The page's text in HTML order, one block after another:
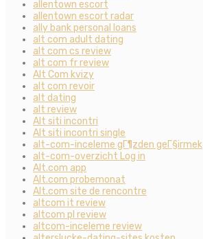
allentown escort
allentown escort radar
ally bank personal loans
alt com adult dating
alt com cs review
alt com fr review
Alt Com kvizy
alt com revoir
alt dating
alt review
Alt siti incontri
Alt siti incontri single
alt-com-inceleme gГ¶zden geГ§irmek
alt-com-overzicht Log in
Alt.com app
Alt.com probemonat
Alt.com site de rencontre
altcom it review
altcom pl review
altcom-inceleme review